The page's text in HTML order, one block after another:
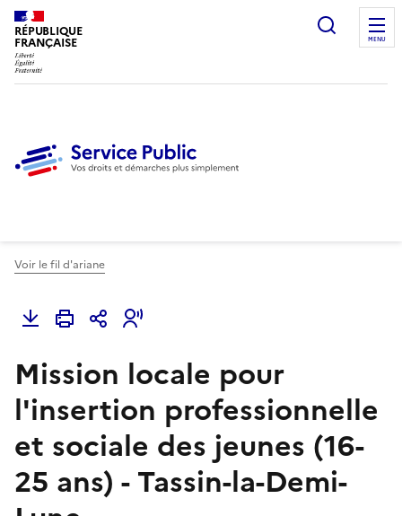
RÉPUBLIQUE
FRANÇAISE
Ouvrir
MENU
Voir le fil d'ariane
Mission locale pour
l'insertion professionnelle
et sociale des jeunes (16-
25 ans) - Tassin-la-Demi-